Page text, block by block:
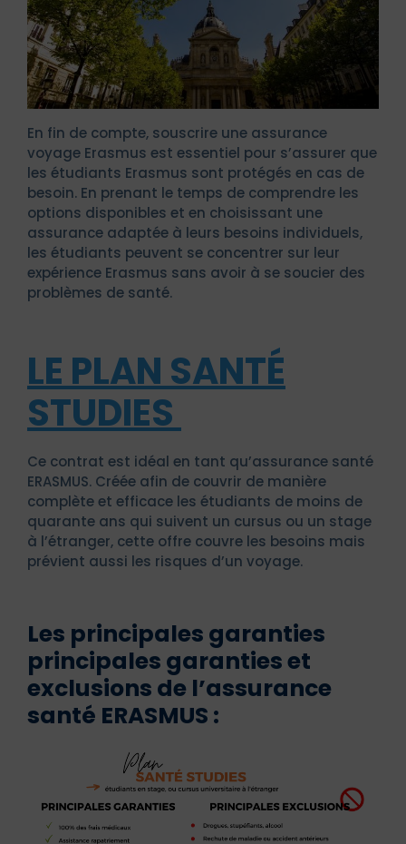
En fin de compte, souscrire une assurance
voyage Erasmus est essentiel pour s’assurer que
les étudiants Erasmus sont protégés en cas de
besoin. En prenant le temps de comprendre les
options disponibles et en choisissant une
assurance adaptée à leurs besoins individuels,
les étudiants peuvent se concentrer sur leur
expérience Erasmus sans avoir à se soucier des
problèmes de santé.
LE PLAN SANTÉ
STUDIES
Ce contrat est idéal en tant qu’assurance santé
ERASMUS. Créée afin de couvrir de manière
complète et efficace les étudiants de moins de
quarante ans qui suivent un cursus ou un stage
à l’étranger, cette offre couvre les besoins mais
prévient aussi les risques d’un voyage.
Les principales garanties
principales garanties et
exclusions de l’assurance
santé ERASMUS :